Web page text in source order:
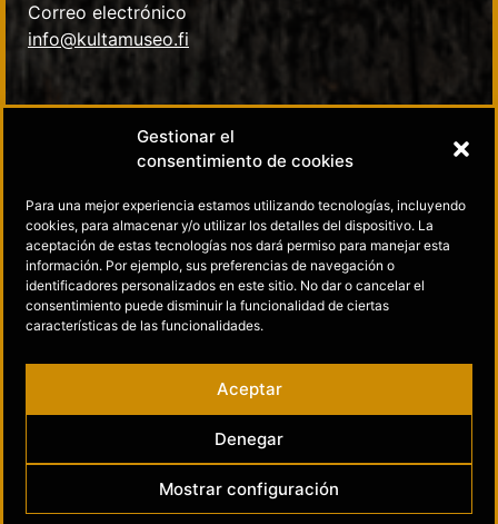
Gestionar el
consentimiento de cookies
Para una mejor experiencia estamos utilizando tecnologías, incluyendo
cookies, para almacenar y/o utilizar los detalles del dispositivo. La
aceptación de estas tecnologías nos dará permiso para manejar esta
información. Por ejemplo, sus preferencias de navegación o
identificadores personalizados en este sitio. No dar o cancelar el
consentimiento puede disminuir la funcionalidad de ciertas
características de las funcionalidades.
Aceptar
Denegar
Mostrar configuración
Correo electrónico
info@kultamuseo.fi
Sobre nosotros
Política de privacidad
Soziale Medien
Museo del Oro en Facebook
Museo del Oro en Instagram